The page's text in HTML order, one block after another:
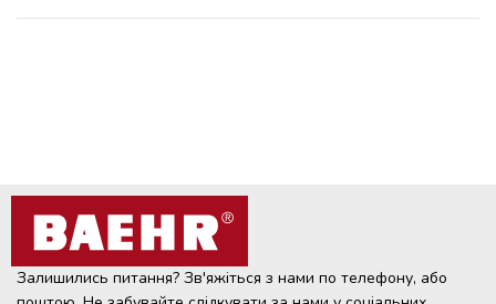
Залишились питання? Зв'яжіться з нами по телефону, або